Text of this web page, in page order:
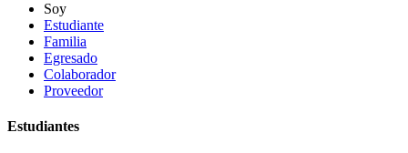
Soy
Estudiante
Familia
Egresado
Colaborador
Proveedor
Estudiantes